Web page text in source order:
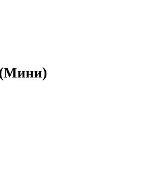
(Мини)